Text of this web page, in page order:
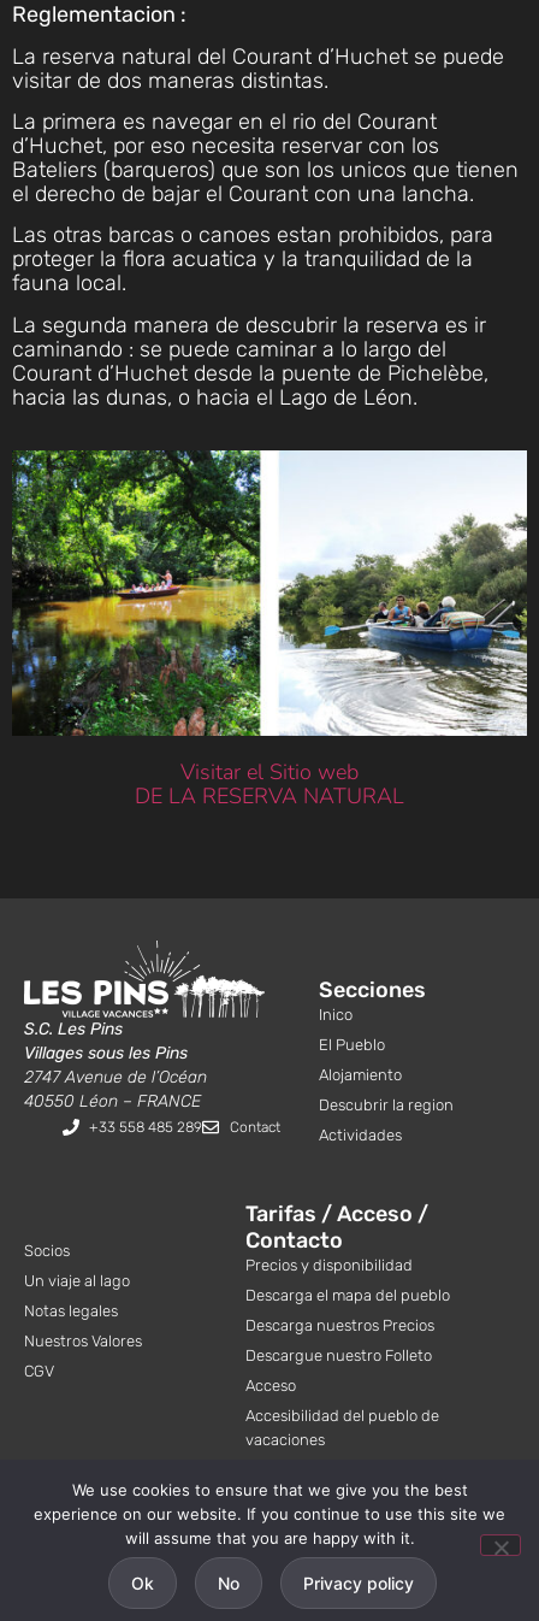
Reglementacion :
La reserva natural del Courant d’Huchet se puede
visitar de dos maneras distintas.
La primera es navegar en el rio del Courant
d’Huchet, por eso necesita reservar con los
Bateliers (barqueros) que son los unicos que tienen
el derecho de bajar el Courant con una lancha.
Las otras barcas o canoes estan prohibidos, para
proteger la flora acuatica y la tranquilidad de la
fauna local.
La segunda manera de descubrir la reserva es ir
caminando : se puede caminar a lo largo del
Courant d’Huchet desde la puente de Pichelèbe,
hacia las dunas, o hacia el Lago de Léon.
Visitar el Sitio web
DE LA RESERVA NATURAL
S.C. Les Pins
Villages sous les Pins
2747 Avenue de l’Océan
40550 Léon – FRANCE
+33 558 485 289 Contact
Secciones
Inico
El Pueblo
Alojamiento
Descubrir la region
Actividades
Socios
Un viaje al lago
Notas legales
Nuestros Valores
CGV
Tarifas / Acceso /
Contacto
Precios y disponibilidad
Descarga el mapa del pueblo
Descarga nuestros Precios
Descargue nuestro Folleto
Acceso
Accesibilidad del pueblo de
vacaciones
©2026 Les Pins Village Vacances - All rights reserved
Este sitio web está diseñado de forma ecológica y emite 0,29 g de CO₂
We use cookies to ensure that we give you the best
experience on our website. If you continue to use this site we
will assume that you are happy with it.
Ok No Privacy policy